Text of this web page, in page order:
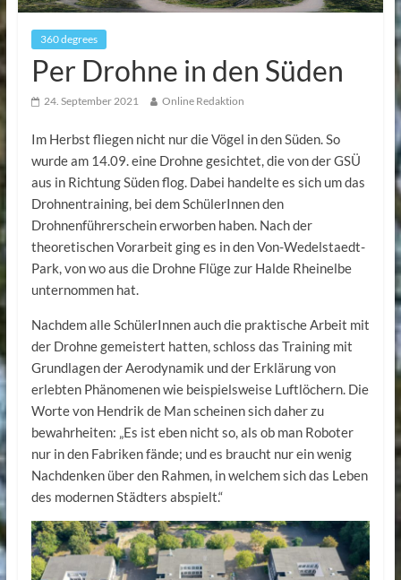
360 degrees
Per Drohne in den Süden
24. September 2021 Online Redaktion
Im Herbst fliegen nicht nur die Vögel in den Süden. So
wurde am 14.09. eine Drohne gesichtet, die von der GSÜ
aus in Richtung Süden flog. Dabei handelte es sich um das
Drohnentraining, bei dem SchülerInnen den
Drohnenführerschein erworben haben. Nach der
theoretischen Vorarbeit ging es in den Von-Wedelstaedt-
Park, von wo aus die Drohne Flüge zur Halde Rheinelbe
unternommen hat.
Nachdem alle SchülerInnen auch die praktische Arbeit mit
der Drohne gemeistert hatten, schloss das Training mit
Grundlagen der Aerodynamik und der Erklärung von
erlebten Phänomenen wie beispielsweise Luftlöchern. Die
Worte von Hendrik de Man scheinen sich daher zu
bewahrheiten: „Es ist eben nicht so, als ob man Roboter
nur in den Fabriken fände; und es braucht nur ein wenig
Nachdenken über den Rahmen, in welchem sich das Leben
des modernen Städters abspielt.“